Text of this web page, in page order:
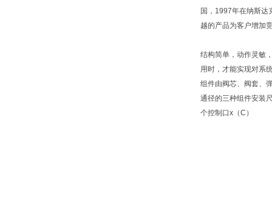
国，1997年在纳斯达
越的产品为客户增加
结构简单，动作灵敏
用时，才能实现对系
组件由阀芯、阀套、
通径的三种组件安装
个控制口x（C）